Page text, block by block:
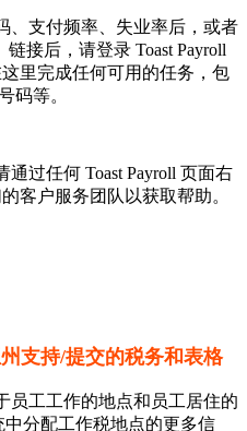
、支付频率、失业率后，或者
接后，请登录 Toast Payroll
这里完成任何可用的任务，包
码等。
过任何 Toast Payroll 页面右
客户服务团队以获取帮助。
支持/提交的税务和表格
员工工作的地点和员工居住的
中分配工作税地点的更多信